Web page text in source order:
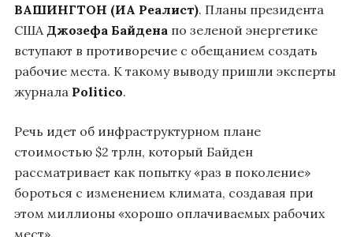
ВАШИНГТОН (ИА Реалист). Планы президента
США Джозефа Байдена по зеленой энергетике
вступают в противоречие с обещанием создать
рабочие места. К такому выводу пришли эксперты
журнала Politico.
Речь идет об инфраструктурном плане
стоимостью $2 трлн, который Байден
рассматривает как попытку «раз в поколение»
бороться с изменением климата, создавая при
этом миллионы «хорошо оплачиваемых рабочих
мест».